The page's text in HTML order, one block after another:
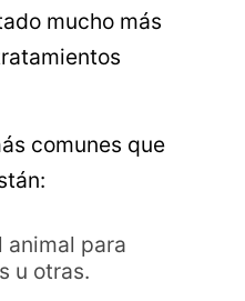
mucho más
comunes que
animal para
u otras.